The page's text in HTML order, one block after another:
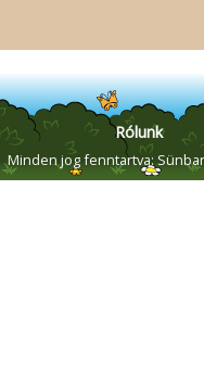
Rólunk
Minden jog fenntartva: